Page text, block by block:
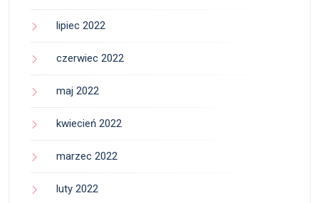
lipiec 2022
czerwiec 2022
maj 2022
kwiecień 2022
marzec 2022
luty 2022